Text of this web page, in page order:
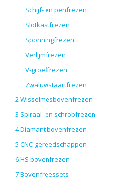
Schijf- en penfrezen
Slotkastfrezen
Sponningfrezen
Verlijmfrezen
V-groeffrezen
Zwaluwstaartfrezen
2 Wisselmesbovenfrezen
3 Spiraal- en schrobfrezen
4 Diamant bovenfrezen
5 CNC-gereedschappen
6 HS bovenfrezen
7 Bovenfreessets